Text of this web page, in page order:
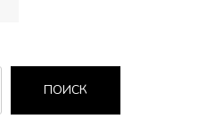
ПОИСК